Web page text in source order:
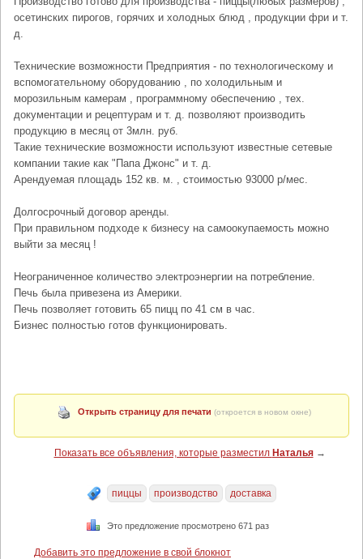
осетинских пирогов, горячих и холодных блюд , продукции фри и т.
д.
Технические возможности Предприятия - по технологическому и
вспомогательному оборудованию , по холодильным и
морозильным камерам , программному обеспечению , тех.
документации и рецептурам и т. д. позволяют производить
продукцию в месяц от 3млн. руб.
Такие технические возможности используют известные сетевые
компании такие как "Папа Джонс" и т. д.
Арендуемая площадь 152 кв. м. , стоимостью 93000 р/мес.
Долгосрочный договор аренды.
При правильном подходе к бизнесу на самоокупаемость можно
выйти за месяц !
Неограниченное количество электроэнергии на потребление.
Печь была привезена из Америки.
Печь позволяет готовить 65 пицц по 41 см в час.
Бизнес полностью готов функционировать.
Открыть страницу для печати (откроется в новом окне)
Показать все объявления, которые разместил Наталья→
пиццы производство доставка
Это предложение просмотрено 671 раз
Добавить это предложение в свой блокнот